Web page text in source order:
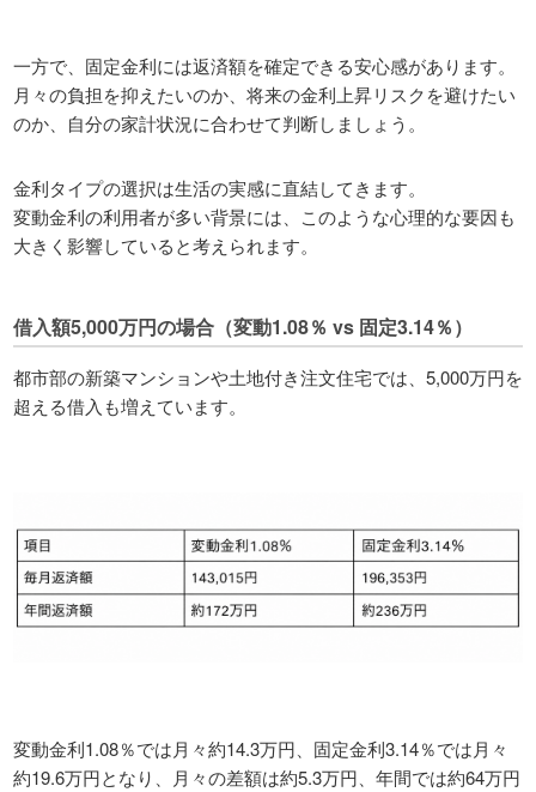
一方で、固定金利には返済額を確定できる安心感があります。
月々の負担を抑えたいのか、将来の金利上昇リスクを避けたい
のか、自分の家計状況に合わせて判断しましょう。
金利タイプの選択は生活の実感に直結してきます。
変動金利の利用者が多い背景には、このような心理的な要因も
大きく影響していると考えられます。
借入額5,000万円の場合（変動1.08％ vs 固定3.14％）
都市部の新築マンションや土地付き注文住宅では、5,000万円を
超える借入も増えています。
変動金利1.08％では月々約14.3万円、固定金利3.14％では月々
約19.6万円となり、月々の差額は約5.3万円、年間では約64万円